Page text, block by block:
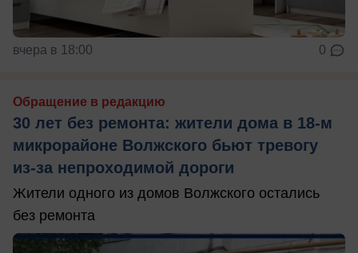
вчера в 18:00 0
Обращение в редакцию
30 лет без ремонта: жители дома в 18‑м
микрорайоне Волжского бьют тревогу
из‑за непроходимой дороги
Жители одного из домов Волжского остались
без ремонта